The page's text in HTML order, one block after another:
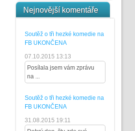
Nejnovější komentáře
Soutěž o tři hezké komedie na
FB UKONČENA
07.10.2015 13:13
Posílala jsem vám zprávu
na ...
Soutěž o tři hezké komedie na
FB UKONČENA
31.08.2015 19:11